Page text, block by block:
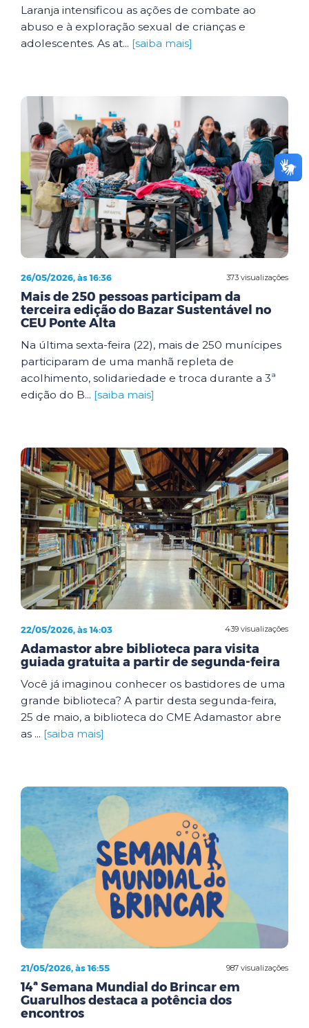
Laranja intensificou as ações de combate ao
abuso e à exploração sexual de crianças e
adolescentes. As at... [saiba mais]
373 visualizações
26/05/2026, às 16:36
Mais de 250 pessoas participam da
terceira edição do Bazar Sustentável no
CEU Ponte Alta
Na última sexta-feira (22), mais de 250 munícipes
participaram de uma manhã repleta de
acolhimento, solidariedade e troca durante a 3ª
edição do B... [saiba mais]
439 visualizações
22/05/2026, às 14:03
Adamastor abre biblioteca para visita
guiada gratuita a partir de segunda-feira
Você já imaginou conhecer os bastidores de uma
grande biblioteca? A partir desta segunda-feira,
25 de maio, a biblioteca do CME Adamastor abre
as ... [saiba mais]
987 visualizações
21/05/2026, às 16:55
14ª Semana Mundial do Brincar em
Guarulhos destaca a potência dos
encontros